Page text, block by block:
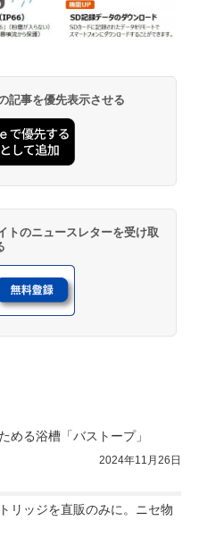
記事を優先表示させる
トのニュースレターを受け取
める浴槽「バストープ」
2024年11月26日
リッジを直販のみに。ニセ物